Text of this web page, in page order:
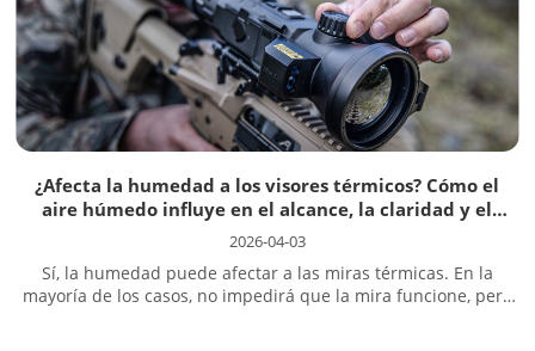
¿Afecta la humedad a los visores térmicos? Cómo el
aire húmedo influye en el alcance, la claridad y el
rendimiento en condiciones reales.
2026-04-03
Sí, la humedad puede afectar a las miras térmicas. En la
mayoría de los casos, no impedirá que la mira funcione, pero